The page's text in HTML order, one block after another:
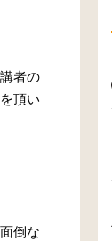
者の
頂い
倒な